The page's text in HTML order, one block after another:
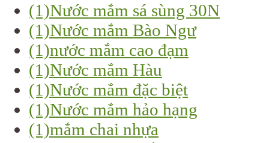
(1)Nước mắm sá sùng 30N
(1)Nước mắm Bào Ngư
(1)nước mắm cao đạm
(1)Nước mắm Hàu
(1)Nước mắm đặc biệt
(1)Nước mắm hảo hạng
(1)mắm chai nhựa